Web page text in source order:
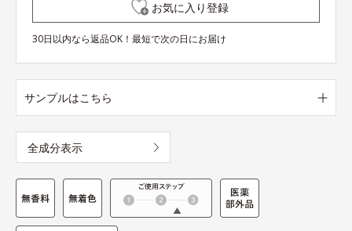
お気に入り登録
30日以内なら返品OK！最短で次の日にお届け
サンプルはこちら
全成分表示